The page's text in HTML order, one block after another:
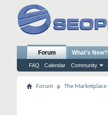
Forum
FAQ Calendar Community
What's New?
Forum The Marketplace